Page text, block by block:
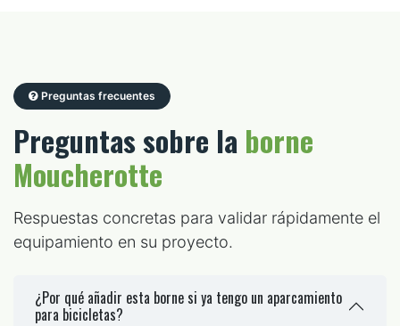
Preguntas frecuentes
Preguntas sobre la borne
Moucherotte
Respuestas concretas para validar rápidamente el
equipamiento en su proyecto.
¿Por qué añadir esta borne si ya tengo un aparcamiento
para bicicletas?